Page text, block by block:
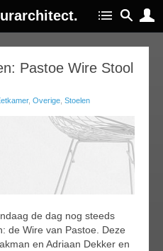
Pastoe Wire Stool
, Overige Stoelen
de dag nog steeds
de Wire van Pastoe. Deze
en Adriaan Dekker en